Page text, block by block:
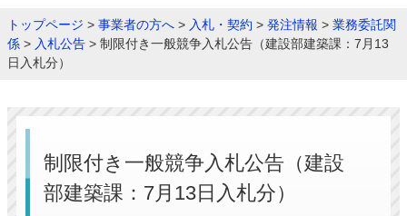
トップページ > 事業者の方へ > 入札・契約 > 発注情報 > 業務委託関
係 > 入札公告 > 制限付き一般競争入札公告（建設部建築課：7月13
日入札分）
制限付き一般競争入札公告（建設
部建築課：7月13日入札分）